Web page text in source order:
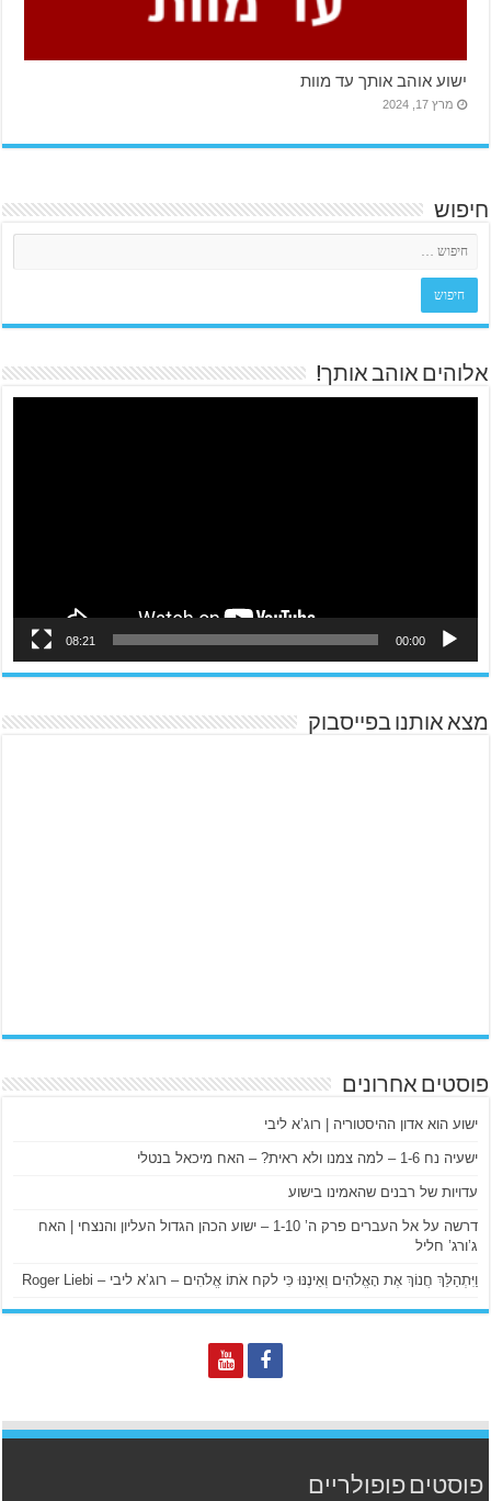
ישוע אוהב אותך עד מוות
מרץ 17, 2024
חיפוש
אלוהים אוהב אותך!
00:00
08:21
מצא אותנו בפייסבוק
פוסטים אחרונים
ישוע הוא אדון ההיסטוריה | רוג’א ליבי
ישעיה נח 1-6 – למה צמנו ולא ראית? – האח מיכאל בנטלי
עדויות של רבנים שהאמינו בישוע
דרשה על אל העברים פרק ה’ 1-10 – ישוע הכהן הגדול העליון והנצחי | האח
ג’ורג’ חליל
וַיִּתְהַלֵּךְ חֲנוֹךְ אֶת הָאֱלֹהִים וְאֵינֶנּוּ כִּי לקח אֹתוֹ אֱלֹהִים – רוג’א ליבי – Roger Liebi
פוסטים פופולריים